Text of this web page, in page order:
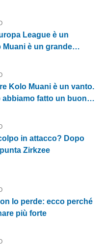
League è un
è un grande
Kolo Muani è un vanto.
abbiamo fatto un buon
in attacco? Dopo
Zirkzee
lo perde: ecco perché
più forte